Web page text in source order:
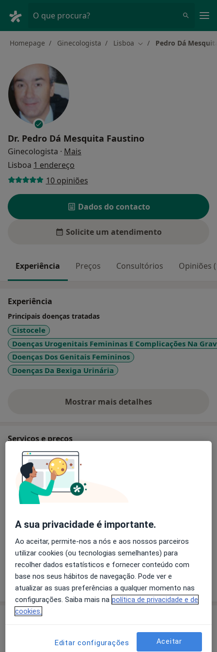
O que procura?
Homepage Ginecologista Lisboa Mudar de cidade
Pedro Dá
Dr. Pedro Dá Mesquita Faustino
Ginecologista · Mais
Lisboa 1 endereço
10 opiniões
Dados do contacto
Solicite um atendimento
Experiência Preços Consultórios Opiniões
Experiência
Principais doenças tratadas
Cistocele
Doenças Urogenitais Femininas E Complicações Na
Doenças Dos Genitais Femininos
Doenças Da Bexiga Urinária
Mostrar mais detalhes
sobre a experiência
Serviços e preços
Ecografia 3D
Detalhes
Ecografia 4D
Desde 85 €
Detalhes
Como mostramos os preços?
Consultório
Consultório privado
A sua privacidade é importante.
Ao aceitar, permite-nos a nós e aos nossos parceiros
utilizar cookies (ou tecnologias semelhantes) para
recolher dados estatísticos e fornecer conteúdo com
base nos seus hábitos de navegação. Pode ver e
atualizar as suas preferências a qualquer momento nas
configurações. Saiba mais na política de privacidade e de
cookies.
Editar configurações Aceitar